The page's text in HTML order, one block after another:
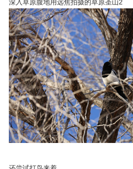
深入草原腹地用远焦拍摄的草原圣山2